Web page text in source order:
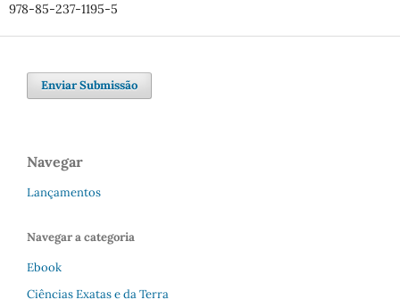
978-85-237-1195-5
Enviar Submissão
Navegar
Lançamentos
Navegar a categoria
Ebook
Ciências Exatas e da Terra